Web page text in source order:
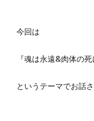
今回は
『魂は永遠&肉体の死
というテーマでお話